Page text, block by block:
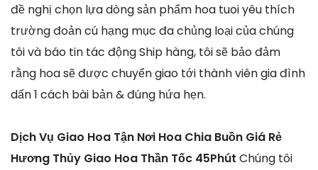
đề nghị chọn lựa dòng sản phẩm hoa tuoi yêu thích
trường đoản cú hạng mục đa chủng loại của chúng
tôi và báo tin tác động Ship hàng, tôi sẽ bảo đảm
rằng hoa sẽ được chuyển giao tới thành viên gia đình
dấn 1 cách bài bản & đúng hứa hẹn.
Dịch Vụ Giao Hoa Tận Nơi Hoa Chia Buồn Giá Rẻ
Hương Thủy Giao Hoa Thần Tốc 45Phút Chúng tôi